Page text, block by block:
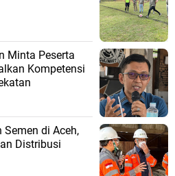
Minta Peserta
Kompetensi
di Aceh,
Distribusi